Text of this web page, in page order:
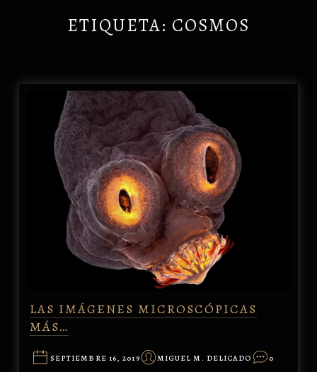
ETIQUETA: COSMOS
LAS IMÁGENES MICROSCÓPICAS
MÁS…
SEPTIEMBRE 16, 2019 MIGUEL M. DELICADO 0